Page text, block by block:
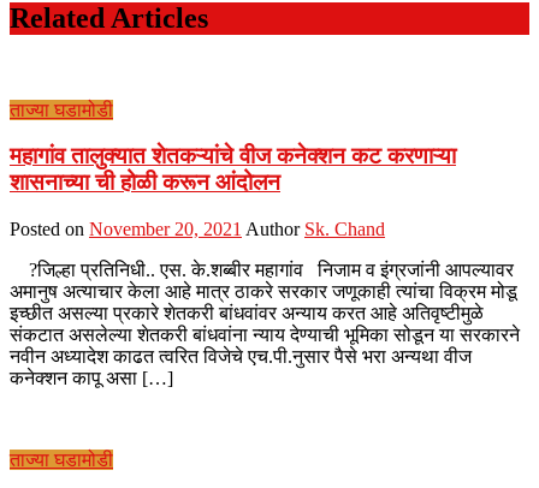
Related Articles
ताज्या घडामोडी
महागांव तालुक्‍यात शेतकऱ्यांचे वीज कनेक्शन कट करणाऱ्या
शासनाच्या ची होळी करून आंदोलन
Posted on November 20, 2021 Author Sk. Chand
?जिल्हा प्रतिनिधी.. एस. के.शब्बीर महागांव निजाम व इंग्रजांनी आपल्यावर
अमानुष अत्याचार केला आहे मात्र ठाकरे सरकार जणूकाही त्यांचा विक्रम मोडू
इच्छीत असल्या प्रकारे शेतकरी बांधवांवर अन्याय करत आहे अतिवृष्टीमुळे
संकटात असलेल्या शेतकरी बांधवांना न्याय देण्याची भूमिका सोडून या सरकारने
नवीन अध्यादेश काढत त्वरित विजेचे एच.पी.नुसार पैसे भरा अन्यथा वीज
कनेक्शन कापू असा […]
ताज्या घडामोडी